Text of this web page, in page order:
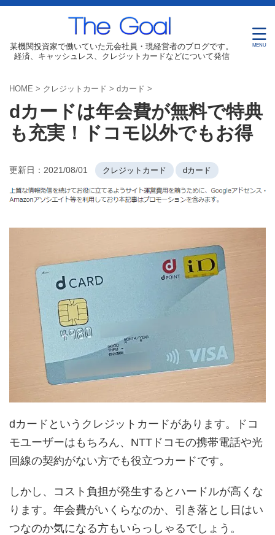
某機関投資家で働いていた元会社員・現経営者のブログです。
経済、キャッシュレス、クレジットカードなどについて発信
HOME > クレジットカード > dカード >
dカードは年会費が無料で特典
も充実！ドコモ以外でもお得
更新日： 2021/08/01 クレジットカード dカード
dカードというクレジットカードがあります。ドコ
モユーザーはもちろん、NTTドコモの携帯電話や光
回線の契約がない方でも役立つカードです。
しかし、コスト負担が発生するとハードルが高くな
ります。年会費がいくらなのか、引き落とし日はい
つなのか気になる方もいらっしゃるでしょう。